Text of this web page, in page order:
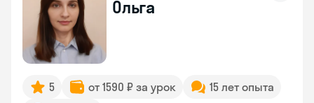
Ольга
5 от 1590 ₽ за урок
15 лет опыта